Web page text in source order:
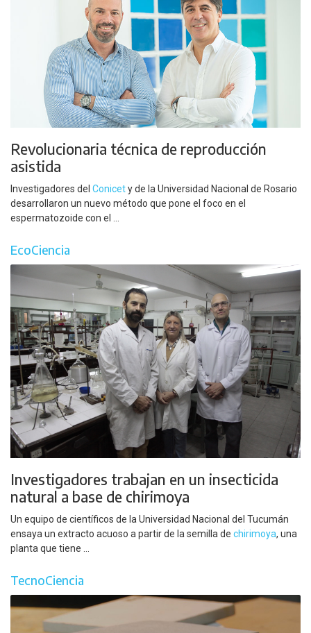
Revolucionaria técnica de reproducción
asistida
Investigadores del Conicety de la Universidad Nacional de Rosario
desarrollaron un nuevo método que pone el foco en el
espermatozoide con el ...
EcoCiencia
Investigadores trabajan en un insecticida
natural a base de chirimoya
Un equipo de científicos de la Universidad Nacional del Tucumán
ensaya un extracto acuoso a partir de la semilla de chirimoya, una
planta que tiene ...
TecnoCiencia